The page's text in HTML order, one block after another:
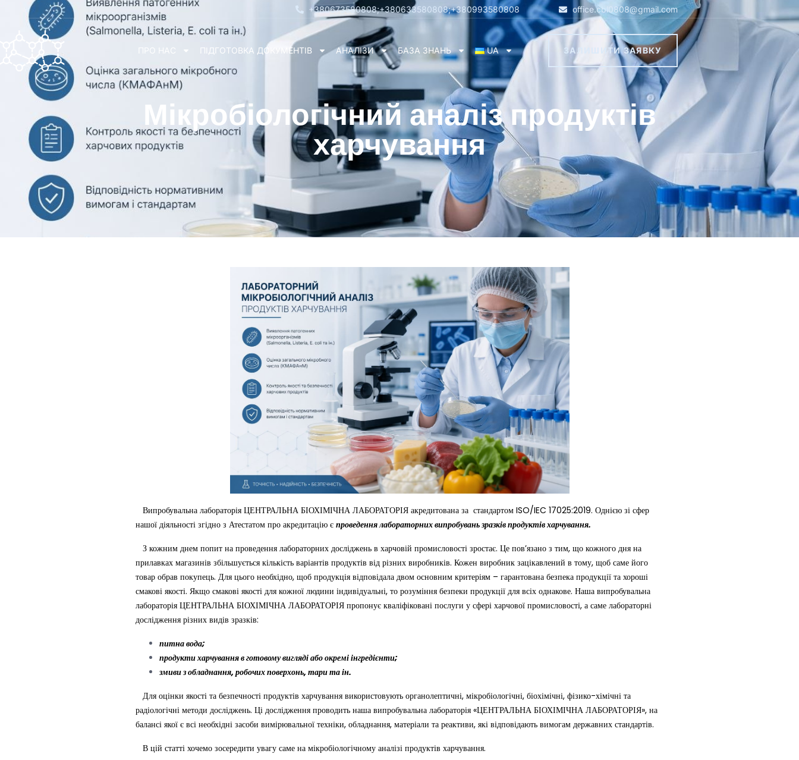
+380673580808;+380633580808;+380993580808 office.cbl0808@gmail.com
ПРО НАС ПІДГОТОВКА ДОКУМЕНТІВ АНАЛІЗИ БАЗА ЗНАНЬ UA ЗАЛИШИТИ ЗАЯВКУ
Мікробіологічний аналіз продуктів
харчування
Випробувальна лабораторія ЦЕНТРАЛЬНА БІОХІМІЧНА ЛАБОРАТОРІЯ акредитована за стандартом ISO/IEC 17025:2019. Однією зі сфер
нашої діяльності згідно з Атестатом про акредитацію є проведення лабораторних випробувань зразків продуктів харчування.
З кожним днем попит на проведення лабораторних досліджень в харчовій промисловості зростає. Це пов’язано з тим, що кожного дня на
прилавках магазинів збільшується кількість варіантів продуктів від різних виробників. Кожен виробник зацікавлений в тому, щоб саме його
товар обрав покупець. Для цього необхідно, щоб продукція відповідала двом основним критеріям – гарантована безпека продукції та хороші
смакові якості. Якщо смакові якості для кожної людини індивідуальні, то розуміння безпеки продукції для всіх однакове. Наша випробувальна
лабораторія ЦЕНТРАЛЬНА БІОХІМІЧНА ЛАБОРАТОРІЯ пропонує кваліфіковані послуги у сфері харчової промисловості, а саме лабораторні
дослідження різних видів зразків:
питна вода;
продукти харчування в готовому вигляді або окремі інгредієнти;
змиви з обладнання, робочих поверхонь, тари та ін.
Для оцінки якості та безпечності продуктів харчування використовують органолептичні, мікробіологічні, біохімічні, фізико-хімічні та
радіологічні методи досліджень. Ці дослідження проводить наша випробувальна лабораторія «ЦЕНТРАЛЬНА БІОХІМІЧНА ЛАБОРАТОРІЯ», на
балансі якої є всі необхідні засоби вимірювальної техніки, обладнання, матеріали та реактиви, які відповідають вимогам державних стандартів.
В цій статті хочемо зосередити увагу саме на мікробіологічному аналізі продуктів харчування.